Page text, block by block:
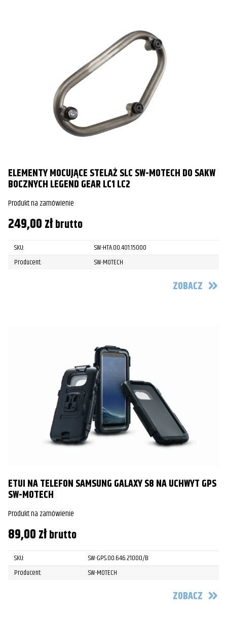
ELEMENTY MOCUJĄCE STELAŻ SLC SW-MOTECH DO SAKW
BOCZNYCH LEGEND GEAR LC1 LC2
Produkt na zamówienie
249,00złbrutto
SKU:
SW-HTA.00.401.15000
Producent:
SW-MOTECH
ZOBACZ
ETUI NA TELEFON SAMSUNG GALAXY S8 NA UCHWYT GPS
SW-MOTECH
Produkt na zamówienie
89,00złbrutto
SKU:
SW-GPS.00.646.21000/B
Producent:
SW-MOTECH
ZOBACZ